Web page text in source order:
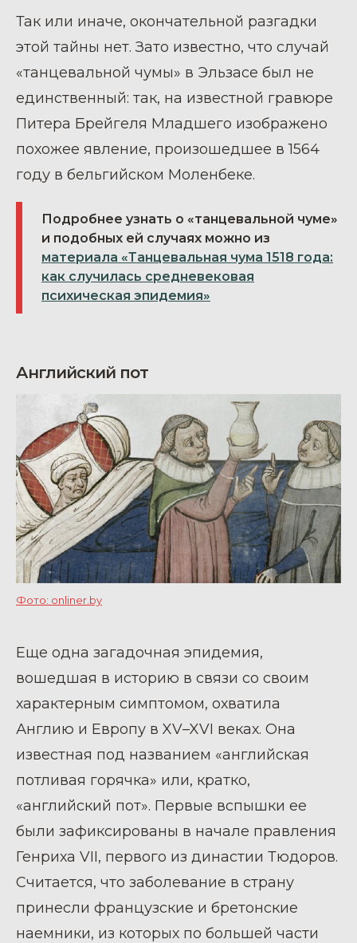
Так или иначе, окончательной разгадки
этой тайны нет. Зато известно, что случай
«танцевальной чумы» в Эльзасе был не
единственный: так, на известной гравюре
Питера Брейгеля Младшего изображено
похожее явление, произошедшее в 1564
году в бельгийском Моленбеке.
Подробнее узнать о «танцевальной чуме»
и подобных ей случаях можно из
материала «Танцевальная чума 1518 года:
как случилась средневековая
психическая эпидемия»
Английский пот
Фото: onliner.by
Еще одна загадочная эпидемия,
вошедшая в историю в связи со своим
характерным симптомом, охватила
Англию и Европу в XV–XVI веках. Она
известная под названием «английская
потливая горячка» или, кратко,
«английский пот». Первые вспышки ее
были зафиксированы в начале правления
Генриха VII, первого из династии Тюдоров.
Считается, что заболевание в страну
принесли французские и бретонские
наемники, из которых по большей части